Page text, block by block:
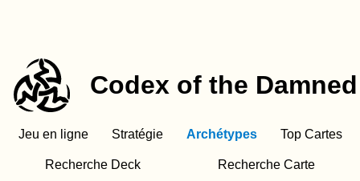
Codex of the Damned
Jeu en ligne Stratégie Archétypes Top Cartes
Recherche Deck Recherche Carte